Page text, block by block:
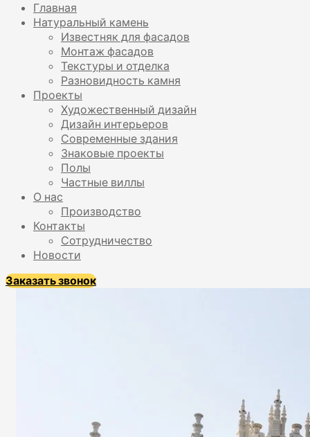
Главная
Натуральный камень
Известняк для фасадов
Монтаж фасадов
Текстуры и отделка
Разновидность камня
Проекты
Художественный дизайн
Дизайн интерьеров
Современные здания
Знаковые проекты
Полы
Частные виллы
О нас
Производство
Контакты
Сотрудничество
Новости
Заказать звонок